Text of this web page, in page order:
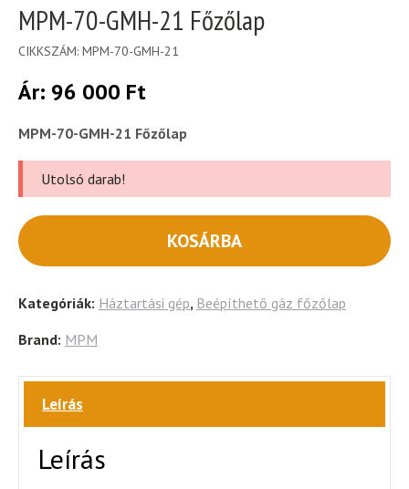
MPM-70-GMH-21 Főzőlap
CIKKSZÁM: MPM-70-GMH-21
Ár: 96 000 Ft
MPM-70-GMH-21 Főzőlap
Utolsó darab!
KOSÁRBA
Kategóriák: Háztartási gép, Beépíthető gáz főzőlap
Brand: MPM
Leírás
Leírás